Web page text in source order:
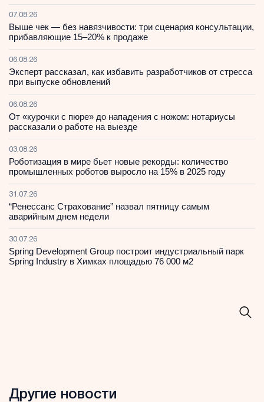
07.08.26
Выше чек — без навязчивости: три сценария консультации,
прибавляющие 15–20% к продаже
06.08.26
Эксперт рассказал, как избавить разработчиков от стресса
при выпуске обновлений
06.08.26
От «курочки с пюре» до нападения с ножом: нотариусы
рассказали о работе на выезде
03.08.26
Роботизация в мире бьет новые рекорды: количество
промышленных роботов выросло на 15% в 2025 году
31.07.26
“Ренессанс Страхование” назвал пятницу самым
аварийным днем недели
30.07.26
Spring Development Group построит индустриальный парк
Spring Industry в Химках площадью 76 000 м2
Другие новости